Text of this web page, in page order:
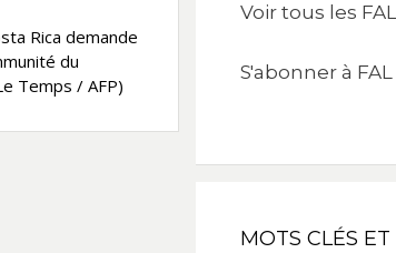
Rica demande
du
Temps / AFP)
Voir tous les
S'abonner à FAL
MOTS CLÉS ET